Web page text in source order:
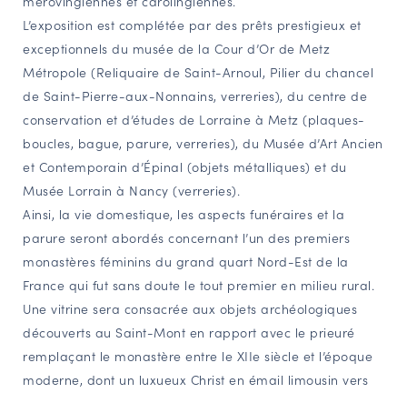
L’exposition est complétée par des prêts prestigieux et
exceptionnels du musée de la Cour d’Or de Metz
Métropole (Reliquaire de Saint-Arnoul, Pilier du chancel
de Saint-Pierre-aux-Nonnains, verreries), du centre de
conservation et d’études de Lorraine à Metz (plaques-
boucles, bague, parure, verreries), du Musée d’Art Ancien
et Contemporain d’Épinal (objets métalliques) et du
Musée Lorrain à Nancy (verreries).
Ainsi, la vie domestique, les aspects funéraires et la
parure seront abordés concernant l’un des premiers
monastères féminins du grand quart Nord-Est de la
France qui fut sans doute le tout premier en milieu rural.
Une vitrine sera consacrée aux objets archéologiques
découverts au Saint-Mont en rapport avec le prieuré
remplaçant le monastère entre le XIIe siècle et l’époque
moderne, dont un luxueux Christ en émail limousin vers